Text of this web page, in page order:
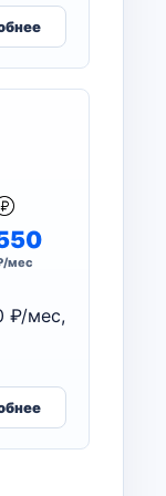
мес
₽/мес,